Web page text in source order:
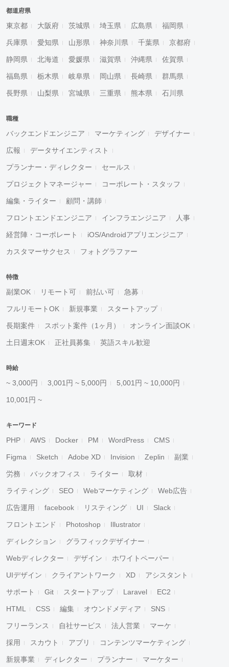
都道府県
東京都 大阪府 茨城県 埼玉県 広島県 福岡県
兵庫県 愛知県 山形県 神奈川県 千葉県 京都府
静岡県 北海道 愛媛県 滋賀県 沖縄県 佐賀県
福島県 栃木県 岐阜県 岡山県 長崎県 群馬県
長野県 山梨県 宮城県 三重県 熊本県 石川県
職種
バックエンドエンジニア マーケティング デザイナー
広報 データサイエンティスト
プランナー・ディレクター セールス
プロジェクトマネージャー コーポレート・スタッフ
編集・ライター 顧問・講師
フロントエンドエンジニア インフラエンジニア 人事
経営陣・コーポレート iOS/Androidアプリエンジニア
カスタマーサクセス フォトグラファー
特徴
副業OK リモート可 前払い可 急募
フルリモートOK 新規事業 スタートアップ
長期案件 スポット案件（1ヶ月） オンライン面談OK
土日週末OK 正社員募集 英語スキル歓迎
時給
~ 3,000円 3,001円 ~ 5,000円 5,001円 ~ 10,000円
10,001円 ~
キーワード
PHP AWS Docker PM WordPress CMS
Figma Sketch Adobe XD Invision Zeplin 副業
労務 バックオフィス ライター 取材
ライティング SEO Webマーケティング Web広告
広告運用 facebook リスティング UI Slack
フロントエンド Photoshop Illustrator
ディレクション グラフィックデザイナー
Webディレクター デザイン ホワイトペーパー
UIデザイン クライアントワーク XD アシスタント
サポート Git スタートアップ Laravel EC2
HTML CSS 編集 オウンドメディア SNS
フリーランス 自社サービス 法人営業 マーケ
採用 スカウト アプリ コンテンツマーケティング
新規事業 ディレクター プランナー マーケター